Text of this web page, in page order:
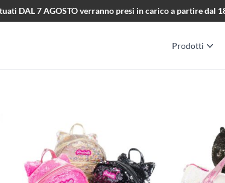
DAL 7 AGOSTO verranno presi in carico a partire dal
Prodotti